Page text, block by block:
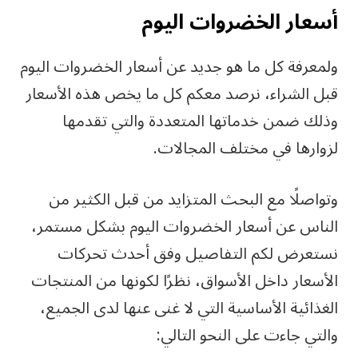
أسعار الخضروات اليوم
ولمعرفة كل ما هو جديد عن أسعار الخضروات اليوم
قبل الشراء، نرصد معكم كل ما يخص هذه الأسعار
وذلك ضمن خدماتها المتعددة والتي تقدمها
لزوارها في مختلف المجالات.
وتواصلًا مع البحث المتزايد من قبل الكثير من
الناس عن أسعار الخضروات اليوم بشكل مستمر،
نستعرض لكم التفاصيل وفق أحدث تحركات
الأسعار داخل الأسواق، نظرًا لكونها من المنتجات
الغذائية الأساسية التي لا غنى عنها لدى الجميع،
والتي جاءت على النحو التالي: